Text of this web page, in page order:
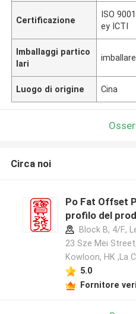
Certificazione
ISO
ey ICTI
Imballaggi partico
lari
Luogo di origine Cina
Circa noi
Po Fat Offset
profilo del
Block B, 4/F.,
23 Sze Mei
Kowloon, HK ,La
5.0
Fornitore